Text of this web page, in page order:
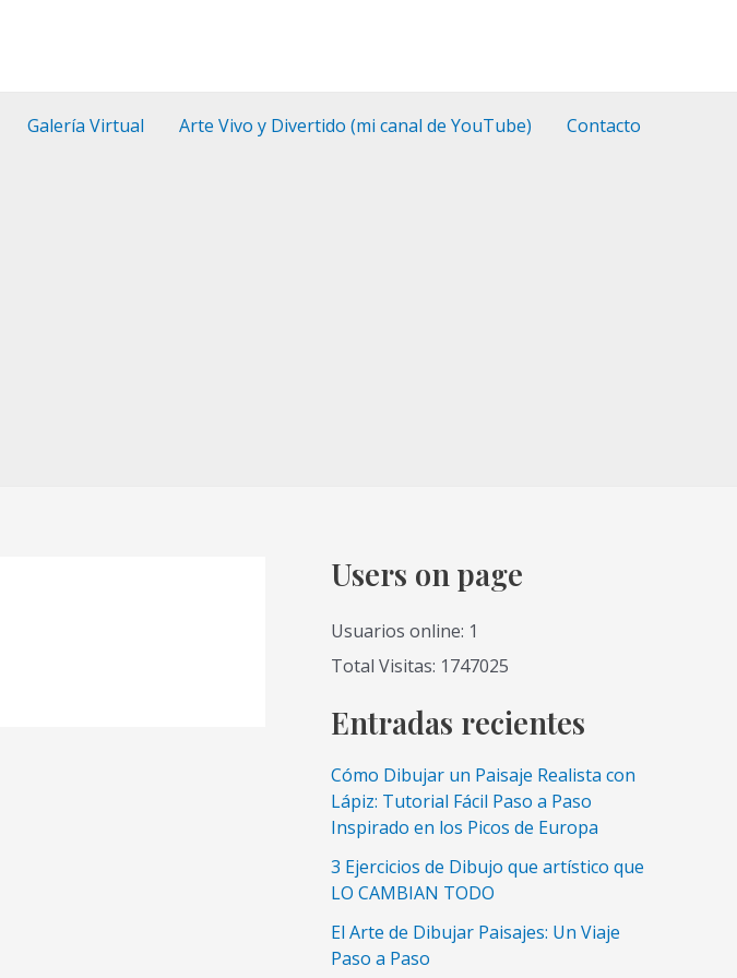
Galería Virtual Arte Vivo y Divertido (mi canal de YouTube) Contacto
Users on page
Usuarios online: 1
Total Visitas: 1747025
Entradas recientes
Cómo Dibujar un Paisaje Realista con
Lápiz: Tutorial Fácil Paso a Paso
Inspirado en los Picos de Europa
3 Ejercicios de Dibujo que artístico que
LO CAMBIAN TODO
El Arte de Dibujar Paisajes: Un Viaje
Paso a Paso